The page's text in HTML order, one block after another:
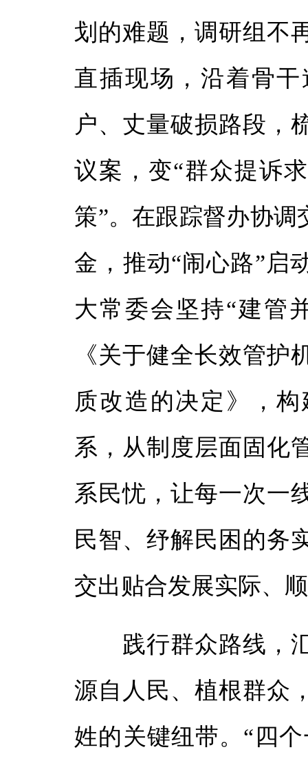
划的难题，调研组不
直插现场，沿着骨
户、丈量破损路段，
议案，变“群众提诉
策”。在跟踪督办协
金，推动“闹心路”启
大常委会坚持“建管
《关于健全长效管
质改造的决定》，
系，从制度层面固化
系民忧，让每一次一
民智、纾解民困的务
交出贴合发展实际、
践行群众路线，汇
源自人民、植根群众
姓的关键纽带。“四